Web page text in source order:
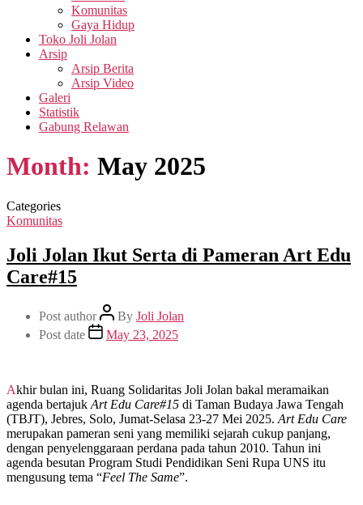
Komunitas
Gaya Hidup
Toko Joli Jolan
Arsip
Arsip Berita
Arsip Video
Galeri
Statistik
Gabung Relawan
Month: May 2025
Categories
Komunitas
Joli Jolan Ikut Serta di Pameran Art Edu
Care#15
Post author By Joli Jolan
Post date
May 23, 2025
Akhir bulan ini, Ruang Solidaritas Joli Jolan bakal meramaikan
agenda bertajuk Art Edu Care#15 di Taman Budaya Jawa Tengah
(TBJT), Jebres, Solo, Jumat-Selasa 23-27 Mei 2025. Art Edu Care
merupakan pameran seni yang memiliki sejarah cukup panjang,
dengan penyelenggaraan perdana pada tahun 2010. Tahun ini
agenda besutan Program Studi Pendidikan Seni Rupa UNS itu
mengusung tema “Feel The Same”.